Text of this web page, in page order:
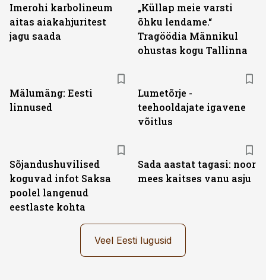
Imerohi karbolineum
aitas aiakahjuritest
jagu saada
„Küllap meie varsti
õhku lendame.“
Tragöödia Männikul
ohustas kogu Tallinna
Mälumäng: Eesti
linnused
Lumetõrje -
teehooldajate igavene
võitlus
Sõjandushuvilised
koguvad infot Saksa
poolel langenud
eestlaste kohta
Sada aastat tagasi: noor
mees kaitses vanu asju
Veel Eesti lugusid